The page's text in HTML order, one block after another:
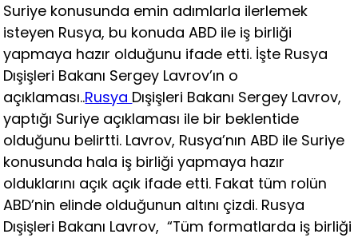
Suriye konusunda emin adımlarla ilerlemek
isteyen Rusya, bu konuda ABD ile iş birliği
yapmaya hazır olduğunu ifade etti. İşte Rusya
Dışişleri Bakanı Sergey Lavrov’ın o
açıklaması..Rusya Dışişleri Bakanı Sergey Lavrov,
yaptığı Suriye açıklaması ile bir beklentide
olduğunu belirtti. Lavrov, Rusya’nın ABD ile Suriye
konusunda hala iş birliği yapmaya hazır
olduklarını açık açık ifade etti. Fakat tüm rolün
ABD’nin elinde olduğunun altını çizdi. Rusya
Dışişleri Bakanı Lavrov, “Tüm formatlarda iş birliği